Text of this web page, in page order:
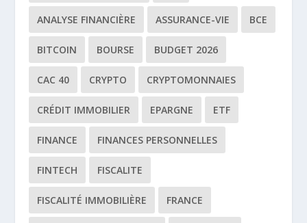
ANALYSE FINANCIÈRE ASSURANCE-VIE BCE
BITCOIN BOURSE BUDGET 2026
CAC 40 CRYPTO CRYPTOMONNAIES
CRÉDIT IMMOBILIER EPARGNE ETF
FINANCE FINANCES PERSONNELLES
FINTECH FISCALITE
FISCALITÉ IMMOBILIÈRE FRANCE